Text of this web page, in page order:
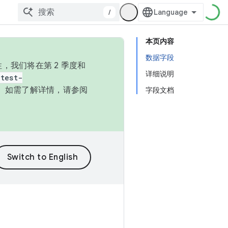
/
本页内容
数据字段
详细说明
字段文档
我们将在第 2 季度和
如需了解详情，请参阅